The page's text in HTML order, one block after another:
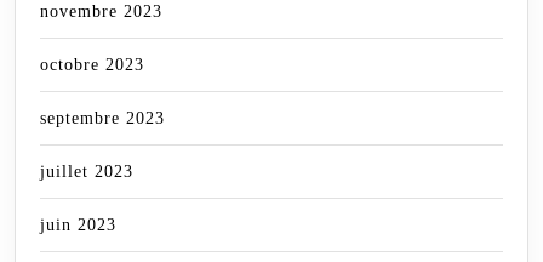
novembre 2023
octobre 2023
septembre 2023
juillet 2023
juin 2023